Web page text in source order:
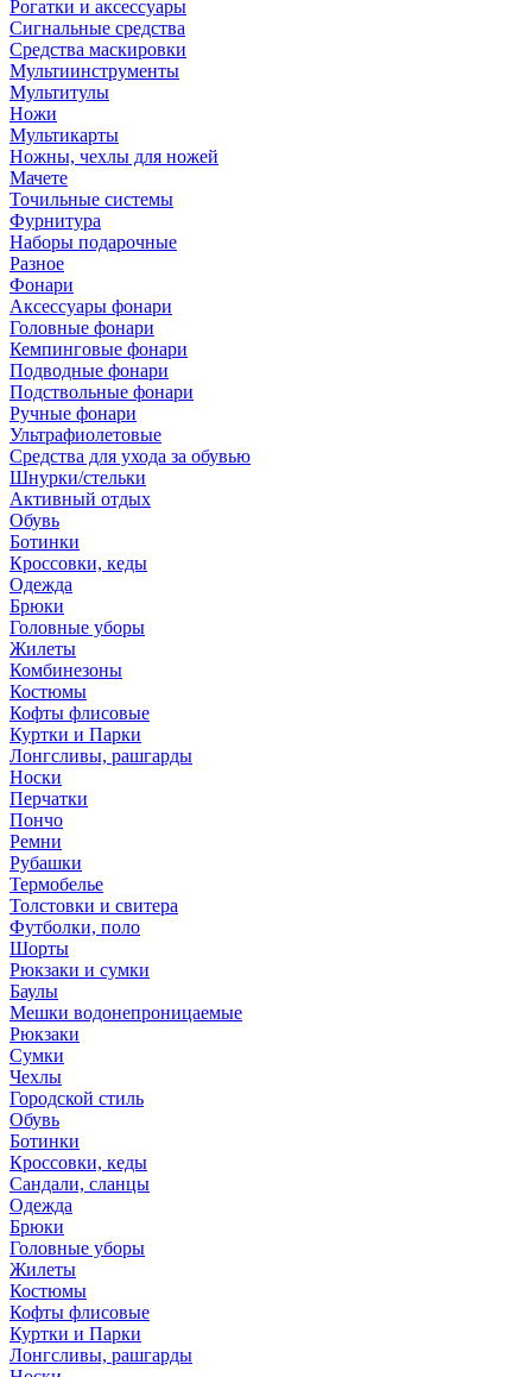
Рогатки и аксессуары
Сигнальные средства
Средства маскировки
Мультиинструменты
Мультитулы
Ножи
Мультикарты
Ножны, чехлы для ножей
Мачете
Точильные системы
Фурнитура
Наборы подарочные
Разное
Фонари
Аксессуары фонари
Головные фонари
Кемпинговые фонари
Подводные фонари
Подствольные фонари
Ручные фонари
Ультрафиолетовые
Средства для ухода за обувью
Шнурки/стельки
Активный отдых
Обувь
Ботинки
Кроссовки, кеды
Одежда
Брюки
Головные уборы
Жилеты
Комбинезоны
Костюмы
Кофты флисовые
Куртки и Парки
Лонгсливы, рашгарды
Носки
Перчатки
Пончо
Ремни
Рубашки
Термобелье
Толстовки и свитера
Футболки, поло
Шорты
Рюкзаки и сумки
Баулы
Мешки водонепроницаемые
Рюкзаки
Сумки
Чехлы
Городской стиль
Обувь
Ботинки
Кроссовки, кеды
Сандали, сланцы
Одежда
Брюки
Головные уборы
Жилеты
Костюмы
Кофты флисовые
Куртки и Парки
Лонгсливы, рашгарды